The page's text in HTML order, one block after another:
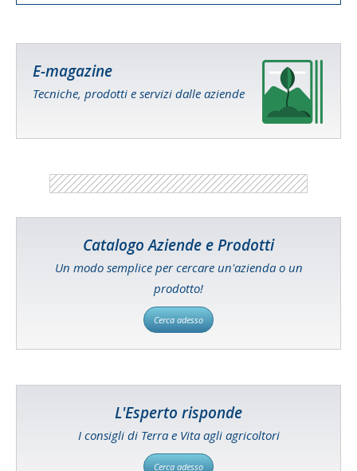
E-magazine
Tecniche, prodotti e servizi dalle aziende
Catalogo Aziende e Prodotti
Un modo semplice per cercare un'azienda o un
prodotto!
Cerca adesso
L'Esperto risponde
I consigli di Terra e Vita agli agricoltori
Cerca adesso